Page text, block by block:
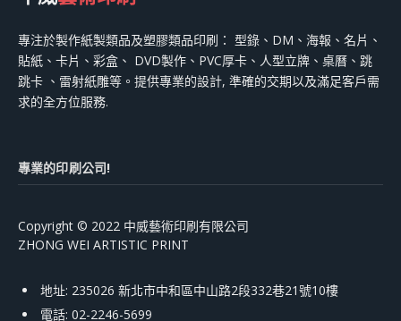
專注於製作紙製類品及塑膠類品印刷： 型錄、DM、海報、名片、
貼紙、卡片、彩盒、 DVD製作、PVC厚卡、人型立牌、桌曆、跳
跳卡 、雷射紙雕等。提供專業的設計, 準確的交期以及滿足客戶需
求的全方位服務.
專業的印刷公司!
Copyright © 2022 中威藝術印刷有限公司
ZHONG WEI ARTISTIC PRINT
地址: 235026 新北市中和區中山路2段332巷21號10樓
電話: 02-2246-5699